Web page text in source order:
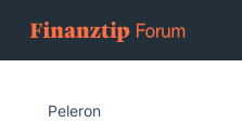
Peleron